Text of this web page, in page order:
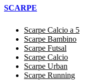
SCARPE
Scarpe Calcio a 5
Scarpe Bambino
Scarpe Futsal
Scarpe Calcio
Scarpe Urban
Scarpe Running